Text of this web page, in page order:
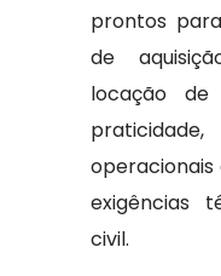
prontos
de
locação de
exigências
civil.